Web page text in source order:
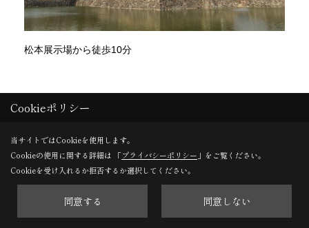
松本展示場から徒歩10分
●14:30 繩手通りを観光＆休憩
Cookieポリシー
当サイトではCookieを使用します。
Cookieの使用に関する詳細は 「プライバシーポリシー 」をご覧ください。
Cookieを受け入れるか拒否するか選択してください。
同意する 同意しない